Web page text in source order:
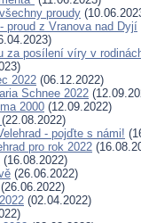
proudy
proud z Vranova nad Dyjí
za posílení víry v
2022 (06.12.2022)
Schnee 2022
2000 (12.09.2022)
(22.08.2022)
- pojďte s námi!
pro rok 2022
(16.08.2022)
(26.06.2022)
(26.06.2022)
(02.04.2022)